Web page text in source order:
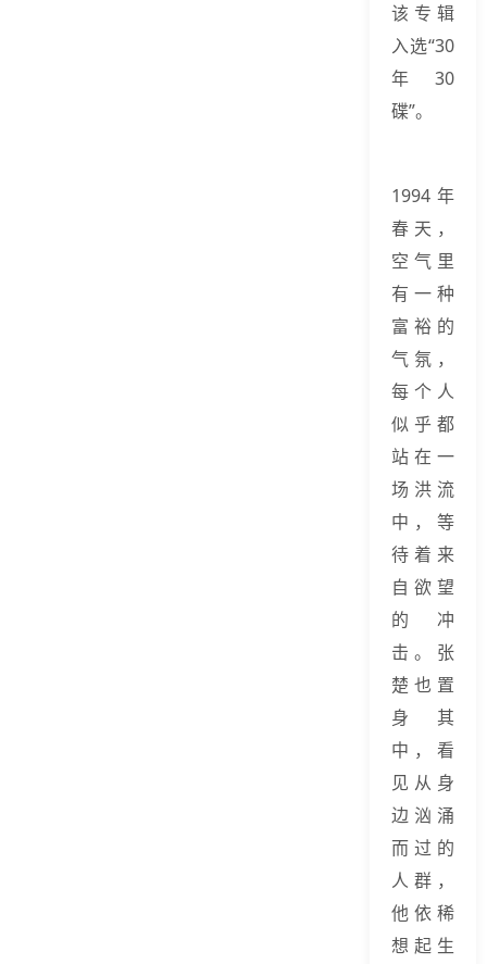
该专辑
入选“30
年30
碟”。
1994年
春天，
空气里
有一种
富裕的
气氛，
每个人
似乎都
站在一
场洪流
中，等
待着来
自欲望
的冲
击。张
楚也置
身其
中，看
见从身
边汹涌
而过的
人群，
他依稀
想起生